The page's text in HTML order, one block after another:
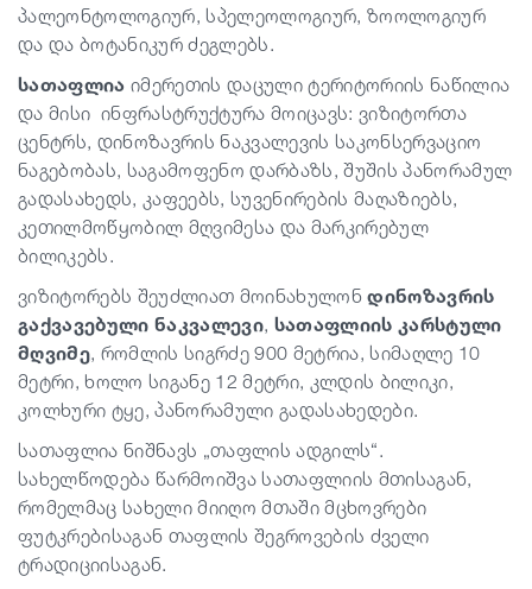
პალეონტოლოგიურ, სპელეოლოგიურ, ზოოლოგიურ
და და ბოტანიკურ ძეგლებს.
სათაფლია იმერეთის დაცული ტერიტორიის ნაწილია
და მისი ინფრასტრუქტურა მოიცავს: ვიზიტორთა
ცენტრს, დინოზავრის ნაკვალევის საკონსერვაციო
ნაგებობას, საგამოფენო დარბაზს, შუშის პანორამულ
გადასახედს, კაფეებს, სუვენირების მაღაზიებს,
კეთილმოწყობილ მღვიმესა და მარკირებულ
ბილიკებს.
ვიზიტორებს შეუძლიათ მოინახულონდინოზავრის
გაქვავებული ნაკვალევი, სათაფლიის კარსტული
მღვიმე, რომლის სიგრძე 900 მეტრია, სიმაღლე 10
მეტრი, ხოლო სიგანე 12 მეტრი, კლდის ბილიკი,
კოლხური ტყე, პანორამული გადასახედები.
სათაფლია ნიშნავს „თაფლის ადგილს“.
სახელწოდება წარმოიშვა სათაფლიის მთისაგან,
რომელმაც სახელი მიიღო მთაში მცხოვრები
ფუტკრებისაგან თაფლის შეგროვების ძველი
ტრადიციისაგან.